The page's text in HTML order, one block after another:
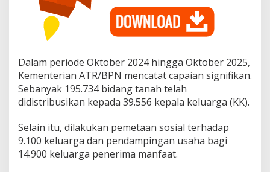
Dalam periode Oktober 2024 hingga Oktober 2025,
Kementerian ATR/BPN mencatat capaian signifikan.
Sebanyak 195.734 bidang tanah telah
didistribusikan kepada 39.556 kepala keluarga (KK).
Selain itu, dilakukan pemetaan sosial terhadap
9.100 keluarga dan pendampingan usaha bagi
14.900 keluarga penerima manfaat.